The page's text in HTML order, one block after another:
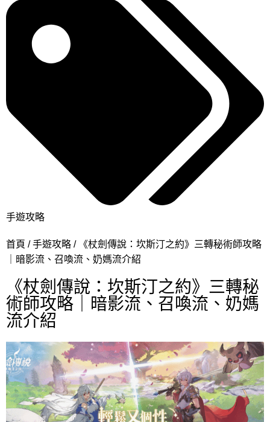
手遊攻略
首頁 手遊攻略
《杖劍傳說：坎斯汀之約》三轉秘術師攻略
｜暗影流、召喚流、奶媽流介紹
《杖劍傳說：坎斯汀之約》三轉秘
術師攻略｜暗影流、召喚流、奶媽
流介紹